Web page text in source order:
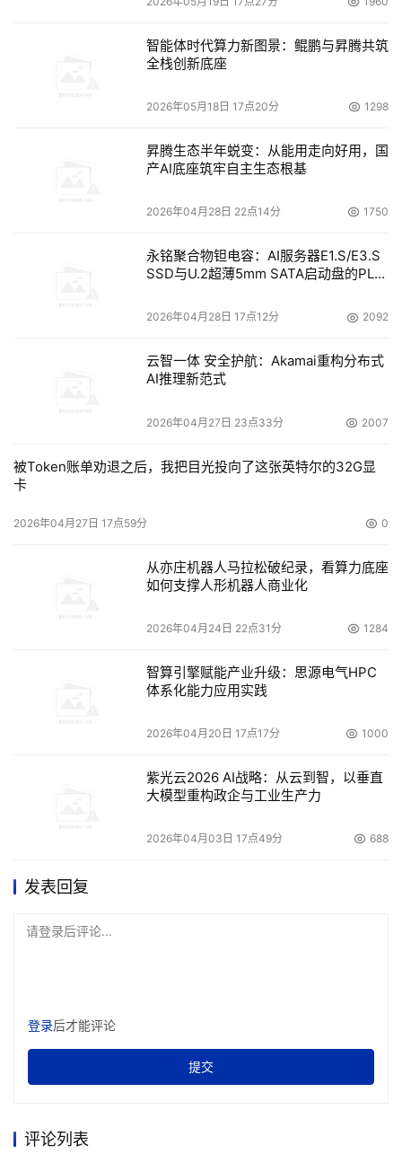
尽管建立数据中心的成本因所建位置及需要提供的正常
工作时间而大不相同，但Kerrigan说，提供“五个9”
(99.999%)可靠性的数据中心每平方英尺造价超过1000美
于把场地租给多家公司使用的主机托管服务商。Universal
顿总部搬到这样一家服务商。信息系统、战略和架构部门主
多的电力。”这家组织管理的一个基金，负责为乡村和贫穷
新数据中心的设计人员希望今后不会再面临电力短缺问
题，于是提供了额外的电力和冷却能力，那样需要时就很容
数据中心时，它在抬起的地板下留出了36英寸(而不是通常
的11、18或者24英寸)，那样将来可以有更多的冷气进入。
公司还为进入建筑物的电力线以及把用于冷却的水和空气接
其他企业在使用虚拟化、重复数据删除和数据压缩等技
术来减少所需的存储量，从而减少存储设备所需的耗电量很
大的设备数量。一些供应商联盟也在合作，想方设法提高自
身产品的能源效率。
要是方法得当，存储管理可以大大降低存储需求。
Sastokas说，现在他依靠严格的存储管理政策、使用
储空间的常见行为。譬如说，为了避免用户向三四十名同事
本的文件存储到网络驱动器上，文档管理系统就能将所有用
Warren Habib是总部设在美国纽约的照片共享及社交
储服务器每年可以为他公司节省6万美元的管理成本，存储
员工不断调整卷的大小或者不断监控数据的增长。”Habib
智能体时代算力新图景：鲲鹏与昇腾共筑
全栈创新底座
2026年05月18日 17点20分 1298
昇腾生态半年蜕变：从能用走向好用，国
产AI底座筑牢自主生态根基
2026年04月28日 22点14分 1750
永铭聚合物钽电容：AI服务器E1.S/E3.S
SSD与U.2超薄5mm SATA启动盘的PLP
2026年04月28日 17点12分 2092
云智一体 安全护航：Akamai重构分布式
AI推理新范式
2026年04月27日 23点33分 2007
被Token账单劝退之后，我把目光投向了这张英特尔的32G显
卡
2026年04月27日 17点59分 0
从亦庄机器人马拉松破纪录，看算力底座
如何支撑人形机器人商业化
2026年04月24日 22点31分 1284
智算引擎赋能产业升级：思源电气HPC
体系化能力应用实践
2026年04月20日 17点17分 1000
紫光云2026 AI战略：从云到智，以垂直
大模型重构政企与工业生产力
2026年04月03日 17点49分 688
发表回复
请登录后评论...
登录后才能评论
提交
评论列表